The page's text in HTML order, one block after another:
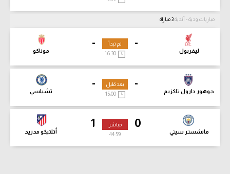
مباريات ودية - أندية
-
ليفربول
-
موناكو
لم تبدأ
-
جوهور دارول تاكزيم
-
تشيلسي
بعد قليل
15:00
0
مانشستر سيتي
1
أتلتيكو مدريد
مباشر
45+00